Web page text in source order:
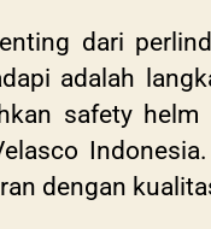
dari
adalah
safety
dengan